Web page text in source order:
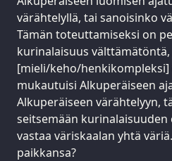
värähtelyllä, tai sanoisinko
Tämän toteuttamiseksi on
kurinalaisuus
[mieli/keho/henkikompleksi]
mukautuisi Alkuperäiseen
Alkuperäiseen värähtelyyn,
seitsemään kurinalaisuuden
vastaa väriskaalan yhtä
paikkansa?